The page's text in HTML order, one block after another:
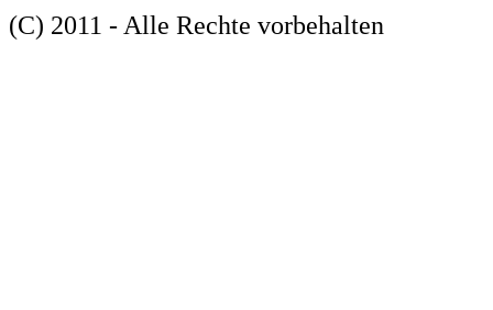
(C) 2011 - Alle Rechte vorbehalten